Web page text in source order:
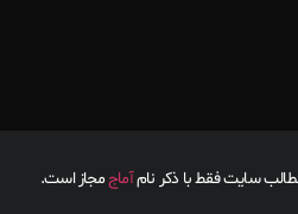
سایت فقط با ذکر نامآماجمجاز است.